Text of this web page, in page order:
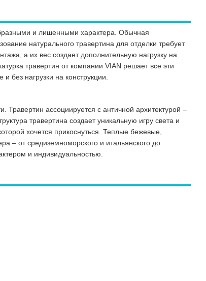
и лишенными характера. Обычная
натурального травертина для отделки требует
а их вес создает дополнительную нагрузку на
травертин от компании VIAN решает все эти
без нагрузки на конструкции.
Травертин ассоциируется с античной архитектурой –
травертина создает уникальную игру света и
хочется прикоснуться. Теплые бежевые,
– от средиземноморского и итальянского до
и индивидуальностью.